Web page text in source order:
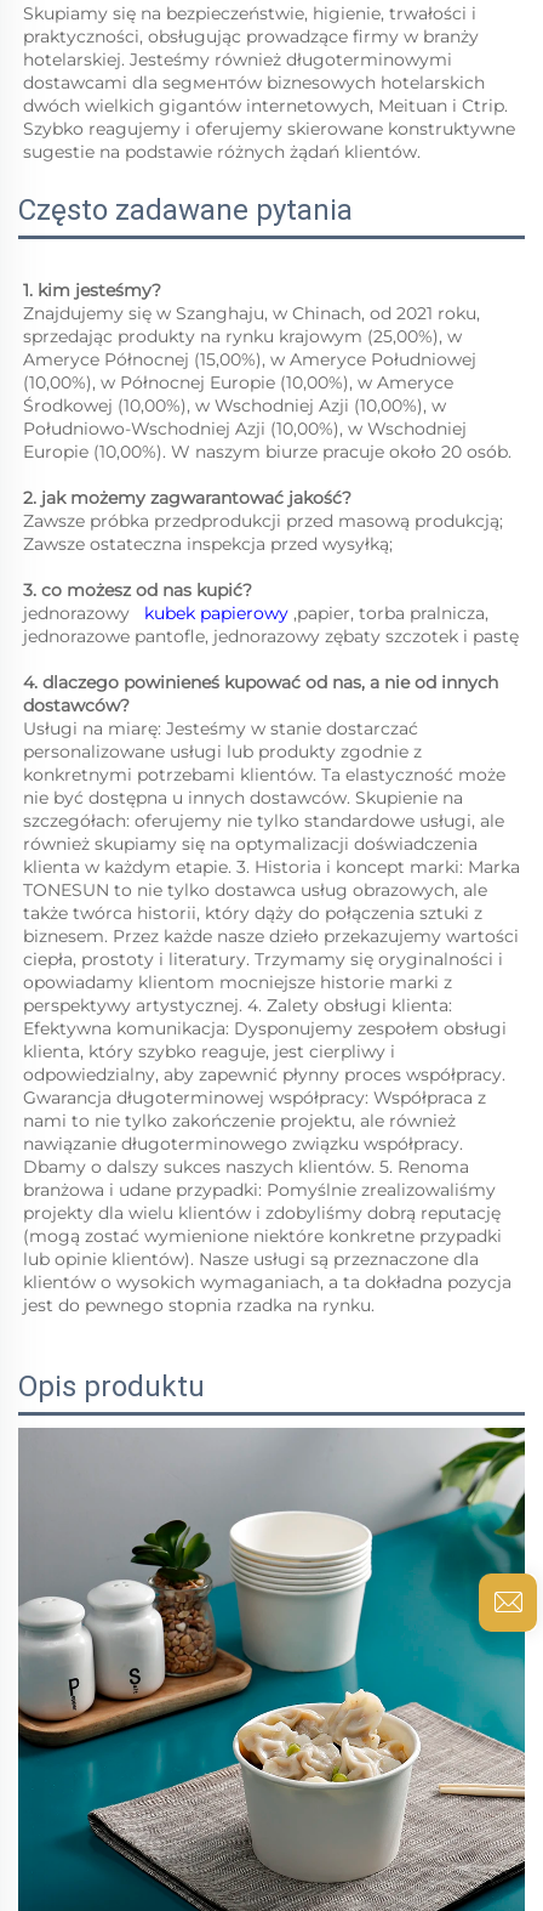
Skupiamy się na bezpieczeństwie, higienie, trwałości i
praktyczności, obsługując prowadzące firmy w branży
hotelarskiej. Jesteśmy również długoterminowymi
dostawcami dla segментów biznesowych hotelarskich
dwóch wielkich gigantów internetowych, Meituan i Ctrip.
Szybko reagujemy i oferujemy skierowane konstruktywne
sugestie na podstawie różnych żądań klientów.
Często zadawane pytania
1. kim jesteśmy?
Znajdujemy się w Szanghaju, w Chinach, od 2021 roku,
sprzedając produkty na rynku krajowym (25,00%), w
Ameryce Północnej (15,00%), w Ameryce Południowej
(10,00%), w Północnej Europie (10,00%), w Ameryce
Środkowej (10,00%), w Wschodniej Azji (10,00%), w
Południowo-Wschodniej Azji (10,00%), w Wschodniej
Europie (10,00%). W naszym biurze pracuje około 20 osób.
2. jak możemy zagwarantować jakość?
Zawsze próbka przedprodukcji przed masową produkcją;
Zawsze ostateczna inspekcja przed wysyłką;
3. co możesz od nas kupić?
jednorazowy kubek papierowy ,papier, torba pralnicza,
4. dlaczego powinieneś kupować od nas, a nie od innych
dostawców?
Usługi na miarę: Jesteśmy w stanie dostarczać
personalizowane usługi lub produkty zgodnie z
konkretnymi potrzebami klientów. Ta elastyczność może
nie być dostępna u innych dostawców. Skupienie na
szczegółach: oferujemy nie tylko standardowe usługi, ale
również skupiamy się na optymalizacji doświadczenia
klienta w każdym etapie. 3. Historia i koncept marki: Marka
TONESUN to nie tylko dostawca usług obrazowych, ale
także twórca historii, który dąży do połączenia sztuki z
biznesem. Przez każde nasze dzieło przekazujemy wartości
ciepła, prostoty i literatury. Trzymamy się oryginalności i
opowiadamy klientom mocniejsze historie marki z
perspektywy artystycznej. 4. Zalety obsługi klienta:
Efektywna komunikacja: Dysponujemy zespołem obsługi
klienta, który szybko reaguje, jest cierpliwy i
odpowiedzialny, aby zapewnić płynny proces współpracy.
Gwarancja długoterminowej współpracy: Współpraca z
nami to nie tylko zakończenie projektu, ale również
nawiązanie długoterminowego związku współpracy.
Dbamy o dalszy sukces naszych klientów. 5. Renoma
branżowa i udane przypadki: Pomyślnie zrealizowaliśmy
projekty dla wielu klientów i zdobyliśmy dobrą reputację
(mogą zostać wymienione niektóre konkretne przypadki
lub opinie klientów). Nasze usługi są przeznaczone dla
klientów o wysokich wymaganiach, a ta dokładna pozycja
jest do pewnego stopnia rzadka na rynku.
Opis produktu